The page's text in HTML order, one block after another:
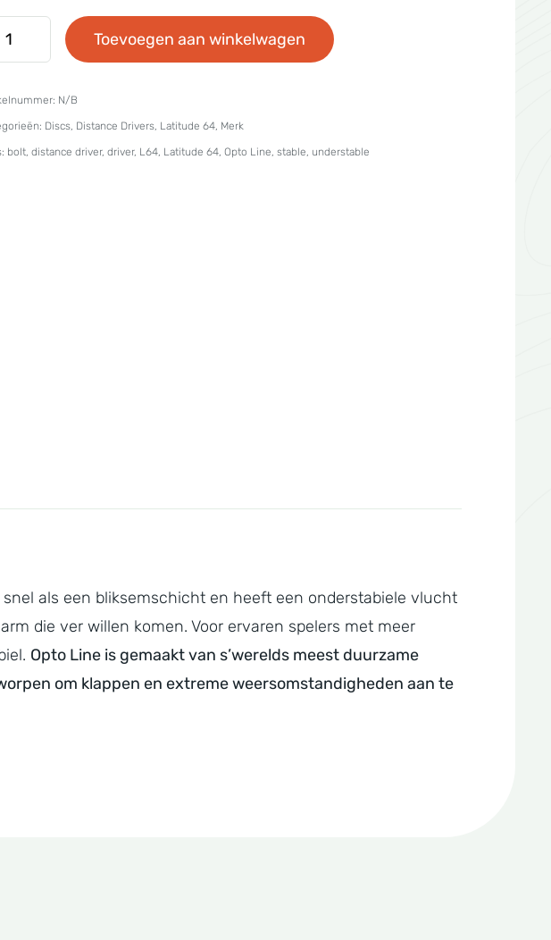
Toevoegen aan winkelwagen
N/B
Discs, Distance Drivers, Latitude 64, Merk
bolt, distance driver, driver, L64, Latitude 64, Opto Line, stable, understable
als een bliksemschicht en heeft een onderstabiele vlucht
die ver willen komen. Voor ervaren spelers met meer
Opto Line is gemaakt van s’werelds meest duurzame
om klappen en extreme weersomstandigheden aan te